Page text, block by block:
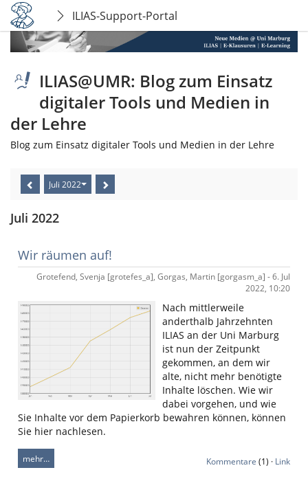
ILIAS-Support-Portal
ILIAS@UMR: Blog zum Einsatz
digitaler Tools und Medien in
der Lehre
Blog zum Einsatz digitaler Tools und Medien in der Lehre
Juli 2022
Juli 2022
Wir räumen auf!
Grotefend, Svenja [grotefes_a], Gorgas, Martin [gorgasm_a] - 6. Jul
2022, 10:20
Nach mittlerweile
anderthalb Jahrzehnten
ILIAS an der Uni Marburg
ist nun der Zeitpunkt
gekommen, an dem wir
alte, nicht mehr benötigte
Inhalte löschen. Wie wir
dabei vorgehen, und wie
Sie Inhalte vor dem Papierkorb bewahren können, können
Sie hier nachlesen.
mehr… Kommentare (1) · Link